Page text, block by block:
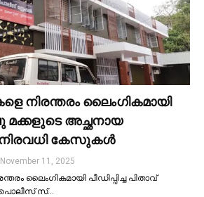
നിരന്തരം ലൈംഗികമായി
മക്കളുടെ അച്ഛനായ
നിരവധി കേസുകള്‍
November 11, 2025
ലൈംഗികമായി പീഡിപ്പിച്ച പിതാവ്
പൊലീസ് സ്…